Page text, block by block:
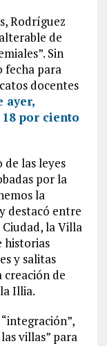
Rodríguez
de
Sin
fecha para
docentes
ayer,
por ciento
las leyes
por la
la
destacó entre
la Villa
historias
y salitas
de
Illia.
villas” para